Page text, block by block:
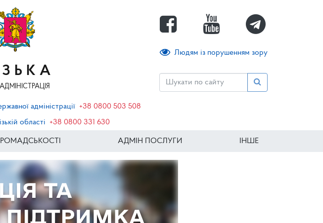
Людям із порушенням зору
адміністрації +38 0800 503 508
області
+38 0800 331 630
АДМІН ПОСЛУГИ ІНШЕ